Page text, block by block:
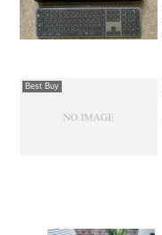
Best Buy